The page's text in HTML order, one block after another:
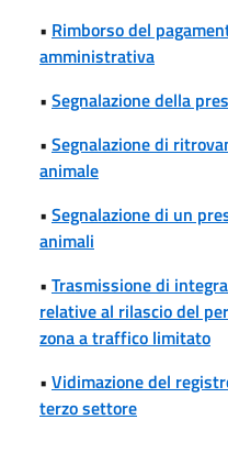
• Rimborso del
amministrativa
• Segnalazione della
• Segnalazione di
animale
• Segnalazione di un
animali
• Trasmissione di
relative al rilascio del
zona a traffico limitato
• Vidimazione del
terzo settore